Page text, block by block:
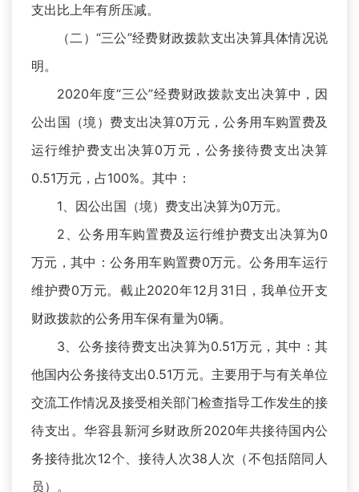
支出比上年有所压减。
（二）“三公”经费财政拨款支出决算具体情况说
明。
2020年度“三公”经费财政拨款支出决算中，因
公出国（境）费支出决算0万元，公务用车购置费及
运行维护费支出决算0万元，公务接待费支出决算
0.51万元，占100%。其中：
1、因公出国（境）费支出决算为0万元。
2、公务用车购置费及运行维护费支出决算为0
万元，其中：公务用车购置费0万元。公务用车运行
维护费0万元。截止2020年12月31日，我单位开支
财政拨款的公务用车保有量为0辆。
3、公务接待费支出决算为0.51万元，其中：其
他国内公务接待支出0.51万元。主要用于与有关单位
交流工作情况及接受相关部门检查指导工作发生的接
待支出。华容县新河乡财政所2020年共接待国内公
务接待批次12个、接待人次38人次（不包括陪同人
员）。